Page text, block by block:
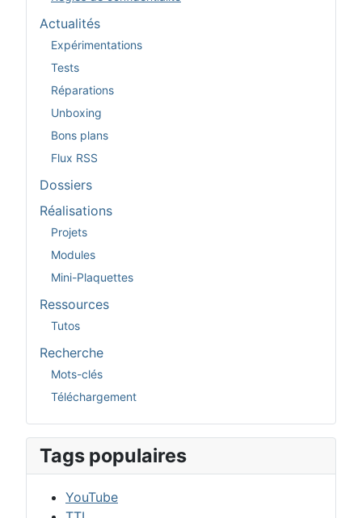
Actualités
Expérimentations
Tests
Réparations
Unboxing
Bons plans
Flux RSS
Dossiers
Réalisations
Projets
Modules
Mini-Plaquettes
Ressources
Tutos
Recherche
Mots-clés
Téléchargement
Tags populaires
YouTube